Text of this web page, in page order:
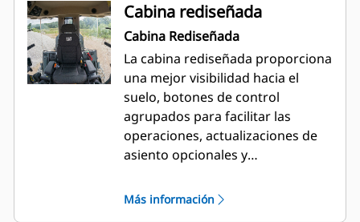
Cabina rediseñada
Cabina Rediseñada
La cabina rediseñada proporciona
una mejor visibilidad hacia el
suelo, botones de control
agrupados para facilitar las
operaciones, actualizaciones de
asiento opcionales y
para el operador. La
Más información